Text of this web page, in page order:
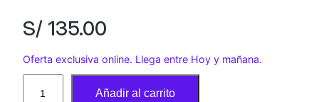
S/ 135.00
Oferta exclusiva online. Llega entre Hoy y mañana.
Añadir al carrito